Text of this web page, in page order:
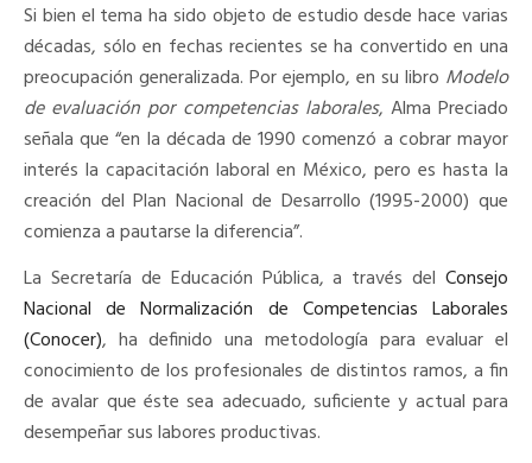
Si bien el tema ha sido objeto de estudio desde hace varias
décadas, sólo en fechas recientes se ha convertido en una
preocupación generalizada. Por ejemplo, en su libro Modelo
de evaluación por competencias laborales, Alma Preciado
señala que “en la década de 1990 comenzó a cobrar mayor
interés la capacitación laboral en México, pero es hasta la
creación del Plan Nacional de Desarrollo (1995-2000) que
comienza a pautarse la diferencia”.
La Secretaría de Educación Pública, a través del Consejo
Nacional de Normalización de Competencias Laborales
(Conocer), ha definido una metodología para evaluar el
conocimiento de los profesionales de distintos ramos, a fin
de avalar que éste sea adecuado, suficiente y actual para
desempeñar sus labores productivas.